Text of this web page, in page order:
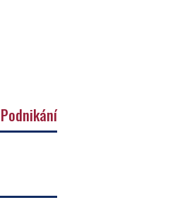
Podnikání